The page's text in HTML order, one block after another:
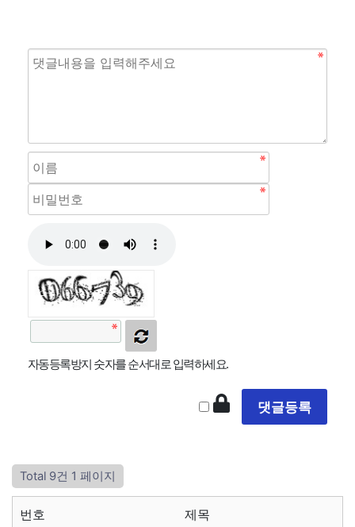
자동등록방지 숫자를 순서대로 입력하세요.
Total 9건 1 페이지
번호 제목